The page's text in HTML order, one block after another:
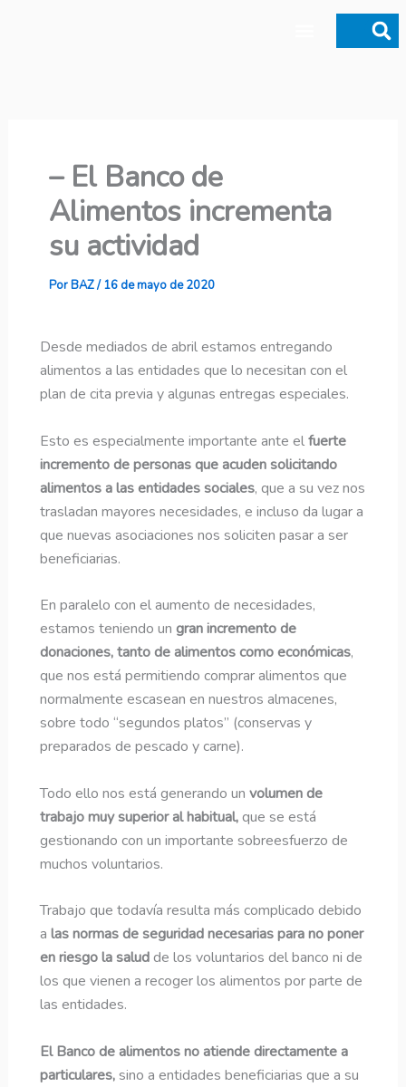
– El Banco de
Alimentos incrementa
su actividad
PorBAZ/16 de mayo de 2020
Desde mediados de abril estamos entregando
alimentos a las entidades que lo necesitan con el
plan de cita previa y algunas entregas especiales.
Esto es especialmente importante ante elfuerte
incremento de personas que acuden solicitando
alimentos a las entidades sociales, que a su vez nos
trasladan mayores necesidades, e incluso da lugar a
que nuevas asociaciones nos soliciten pasar a ser
beneficiarias.
En paralelo con el aumento de necesidades,
estamos teniendo un gran incremento de
donaciones, tanto de alimentos como económicas,
que nos está permitiendo comprar alimentos que
normalmente escasean en nuestros almacenes,
sobre todo “segundos platos” (conservas y
preparados de pescado y carne).
Todo ello nos está generando un volumen de
trabajo muy superior al habitual,que se está
gestionando con un importante sobreesfuerzo de
muchos voluntarios.
Trabajo que todavía resulta más complicado debido
a las normas de seguridad necesarias para no poner
en riesgo la saludde los voluntarios del banco ni de
los que vienen a recoger los alimentos por parte de
las entidades.
El Banco de alimentos no atiende directamente a
particulares,sino a entidades beneficiarias que a su